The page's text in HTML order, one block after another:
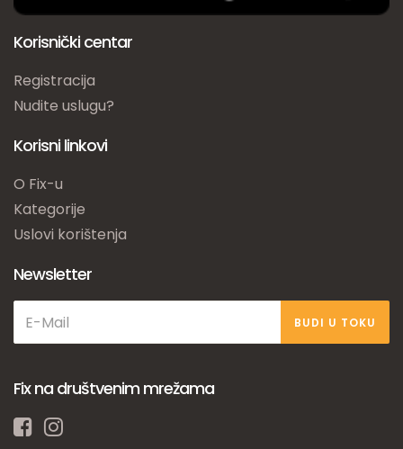
Korisnički centar
Registracija
Nudite uslugu?
Korisni linkovi
O Fix-u
Kategorije
Uslovi korištenja
Newsletter
BUDI U TOKU
Fix na društvenim mrežama